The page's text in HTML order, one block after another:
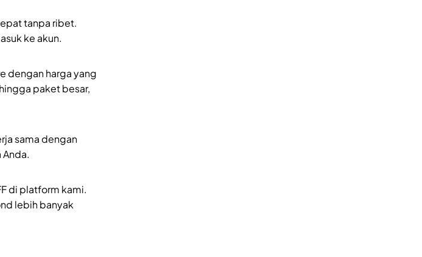
tanpa ribet.
ke akun.
dengan harga yang
paket besar,
sama dengan
di platform kami.
lebih banyak